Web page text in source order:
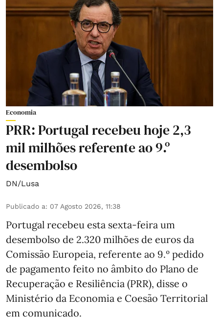
Economia
PRR: Portugal recebeu hoje 2,3
mil milhões referente ao 9.º
desembolso
DN/Lusa
Publicado a: 07 Agosto 2026, 11:38
Portugal recebeu esta sexta-feira um
desembolso de 2.320 milhões de euros da
Comissão Europeia, referente ao 9.º pedido
de pagamento feito no âmbito do Plano de
Recuperação e Resiliência (PRR), disse o
Ministério da Economia e Coesão Territorial
em comunicado.